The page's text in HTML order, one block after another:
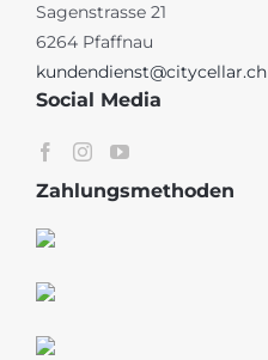
Sagenstrasse 21
6264 Pfaffnau
kundendienst@citycellar.ch
Social Media
Zahlungsmethoden